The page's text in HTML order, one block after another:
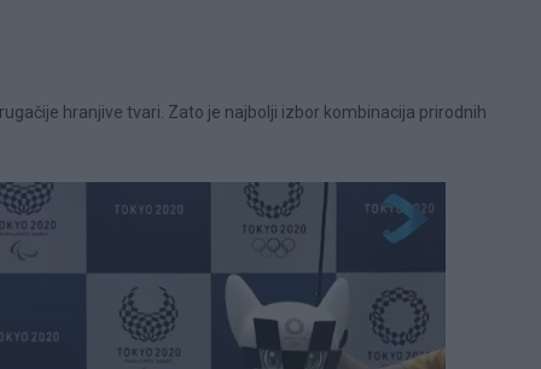
hranjive tvari. Zato je najbolji izbor kombinacija prirodnih